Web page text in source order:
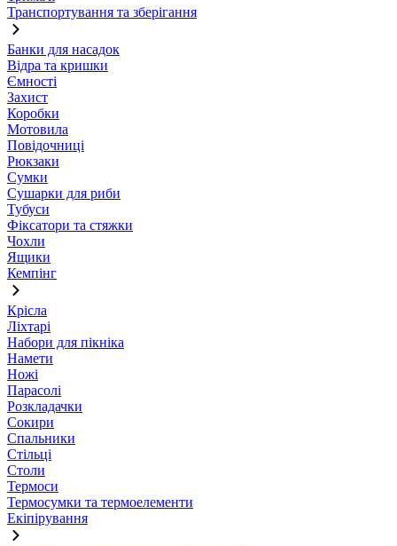
Транспортування та зберігання
Банки для насадок
Відра та кришки
Ємності
Захист
Коробки
Мотовила
Повідочниці
Рюкзаки
Сумки
Сушарки для риби
Тубуси
Фіксатори та стяжки
Чохли
Ящики
Кемпінг
Крісла
Ліхтарі
Набори для пікніка
Намети
Ножі
Парасолі
Розкладачки
Сокири
Спальники
Стільці
Столи
Термоси
Термосумки та термоелементи
Екіпірування